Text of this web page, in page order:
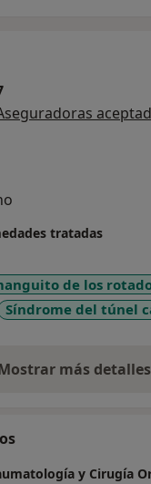
tratadas
de los
Síndrome del túnel
más detalles
sobre la
y Cirugía